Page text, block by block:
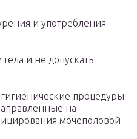
и употребления
и не допускать
процедуры
на
мочеполовой